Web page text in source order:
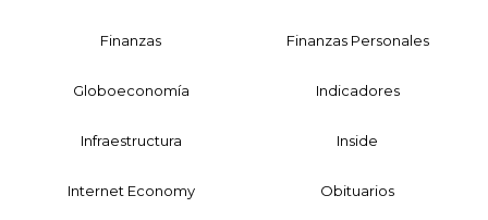
Finanzas Finanzas Personales
Globoeconomía Indicadores
Infraestructura Inside
Internet Economy Obituarios